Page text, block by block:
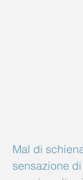
Mal di
sensazione